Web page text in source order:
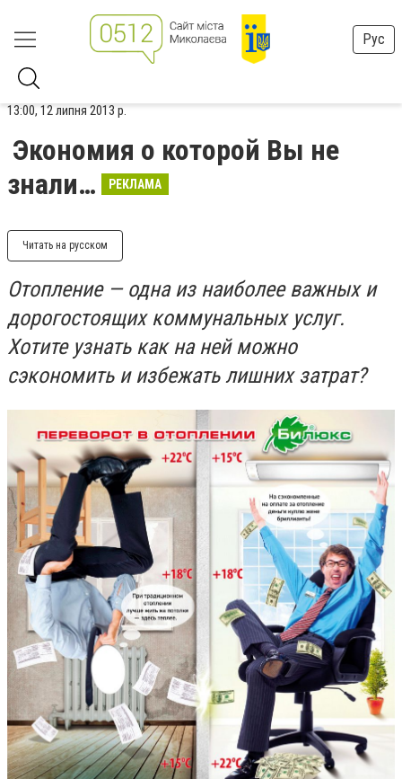
Рус
13:00, 12 липня 2013 р.
Экономия о которой Вы не
знали…
РЕКЛАМА
Читать на русском
Отопление — одна из наиболее важных и
дорогостоящих коммунальных услуг.
Хотите узнать как на ней можно
сэкономить и избежать лишних затрат?